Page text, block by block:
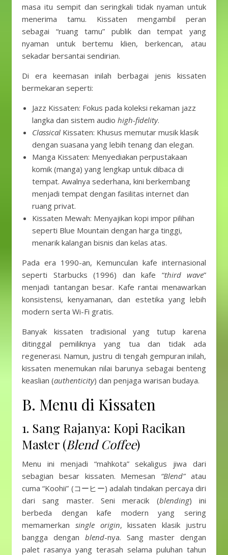
masa itu sempit dan seringkali tidak nyaman untuk
menerima tamu. Kissaten mengambil peran
sebagai “ruang tamu” publik dan tempat yang
nyaman untuk bertemu klien, berkencan, atau
sekadar bersantai sendirian.
Di era keemasan inilah berbagai jenis kissaten
bermekaran seperti:
Jazz Kissaten: Fokus pada koleksi rekaman jazz
langka dan sistem audio high-fidelity.
Classical Kissaten: Khusus memutar musik klasik
dengan suasana yang lebih tenang dan elegan.
Manga Kissaten: Menyediakan perpustakaan
komik (manga) yang lengkap untuk dibaca di
tempat. Awalnya sederhana, kini berkembang
menjadi tempat dengan fasilitas internet dan
ruang privat.
Kissaten Mewah: Menyajikan kopi impor pilihan
seperti Blue Mountain dengan harga tinggi,
menarik kalangan bisnis dan kelas atas.
Pada era 1990-an, Kemunculan kafe internasional
seperti Starbucks (1996) dan kafe “third wave”
menjadi tantangan besar. Kafe rantai menawarkan
konsistensi, kenyamanan, dan estetika yang lebih
modern serta Wi-Fi gratis.
Banyak kissaten tradisional yang tutup karena
ditinggal pemiliknya yang tua dan tidak ada
regenerasi. Namun, justru di tengah gempuran inilah,
kissaten menemukan nilai barunya sebagai benteng
keaslian (authenticity) dan penjaga warisan budaya.
B. Menu di Kissaten
1. Sang Rajanya: Kopi Racikan
Master (Blend Coffee)
Menu ini menjadi “mahkota” sekaligus jiwa dari
sebagian besar kissaten. Memesan “Blend”atau
cuma “Koohii” (コーヒー) adalah tindakan percaya diri
dari sang master. Seni meracik (blending) ini
berbeda dengan kafe modern yang sering
memamerkan single origin, kissaten klasik justru
bangga dengan blend-nya. Sang master dengan
palet rasanya yang terasah selama puluhan tahun